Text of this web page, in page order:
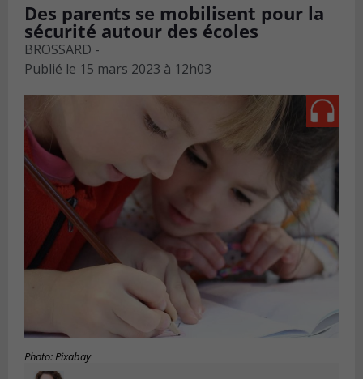
Des parents se mobilisent pour la
sécurité autour des écoles
BROSSARD -
Publié le 15 mars 2023 à 12h03
Photo: Pixabay